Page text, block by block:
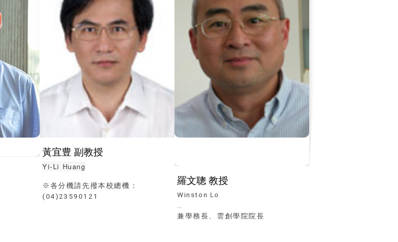
黃宜豊 副教授
Yi-Li Huang
※各分機請先撥本校總機：
(04)23590121
羅文聰 教授
Winston Lo
兼學務長、雲創學院院長